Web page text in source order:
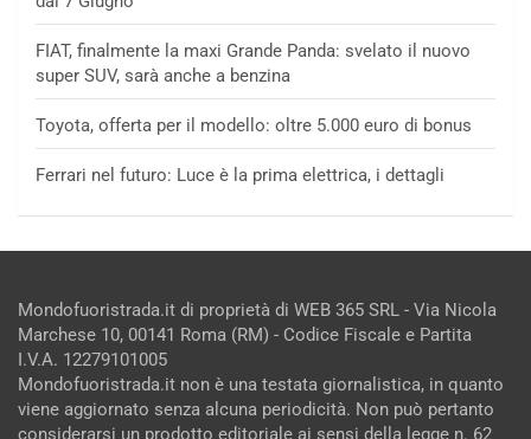
FIAT, finalmente la maxi Grande Panda: svelato il nuovo
super SUV, sarà anche a benzina
Toyota, offerta per il modello: oltre 5.000 euro di bonus
Ferrari nel futuro: Luce è la prima elettrica, i dettagli
Mondofuoristrada.it di proprietà di WEB 365 SRL - Via Nicola
Marchese 10, 00141 Roma (RM) - Codice Fiscale e Partita
I.V.A. 12279101005
Mondofuoristrada.it non è una testata giornalistica, in quanto
viene aggiornato senza alcuna periodicità. Non può pertanto
considerarsi un prodotto editoriale ai sensi della legge n. 62